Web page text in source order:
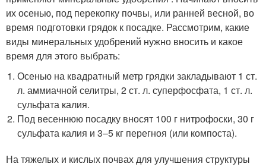
их осенью, под перекопку почвы, или ранней весной, во
время подготовки грядок к посадке. Рассмотрим, какие
виды минеральных удобрений нужно вносить и какое
время для этого выбрать:
Осенью на квадратный метр грядки закладывают 1 ст.
л. аммиачной селитры, 2 ст. л. суперфосфата, 1 ст. л.
сульфата калия.
Под весеннюю посадку вносят 100 г нитрофоски, 30 г
сульфата калия и 3–5 кг перегноя (или компоста).
На тяжелых и кислых почвах для улучшения структуры